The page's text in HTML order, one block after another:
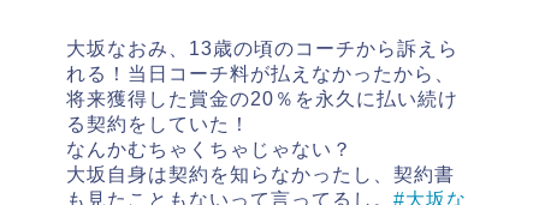
大坂なおみ、13歳の頃のコーチから訴えら
れる！当日コーチ料が払えなかったから、
将来獲得した賞金の20％を永久に払い続け
る契約をしていた！
なんかむちゃくちゃじゃない？
大坂自身は契約を知らなかったし、契約書
も見たこともないって言ってるし。 #大坂な